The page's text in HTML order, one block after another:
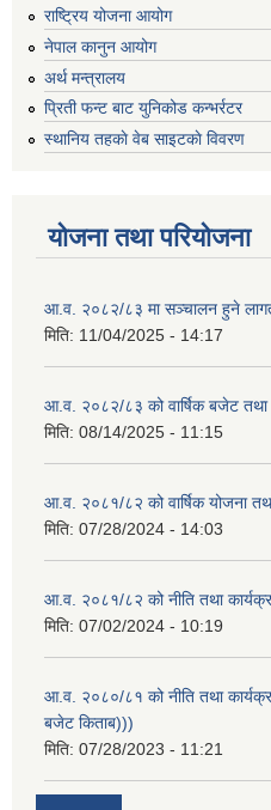
राष्ट्रिय योजना आयोग
नेपाल कानुन आयोग
अर्थ मन्त्रालय
प्रिती फन्ट बाट युनिकोड कन्भर्रटर
स्थानिय तहकाे वेब साइटकाे विवरण
योजना तथा परियोजना
आ.व. २०८२/८३ मा सञ्चालन हुने लागत
मिति: 11/04/2025 - 14:17
आ.व. २०८२/८३ को वार्षिक बजेट तथा
मिति: 08/14/2025 - 11:15
आ.व. २०८१/८२ को वार्षिक योजना
मिति: 07/28/2024 - 14:03
आ.व. २०८१/८२ को नीति तथा
मिति: 07/02/2024 - 10:19
आ.व. २०८०/८१ को नीति तथा
बजेट किताब)))
मिति: 07/28/2023 - 11:21